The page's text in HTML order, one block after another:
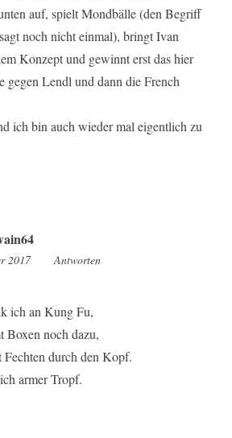
auf, spielt Mondbälle (den Begriff
noch nicht einmal), bringt Ivan
Konzept und gewinnt erst das hier
gegen Lendl und dann die French
ich bin auch wieder mal eigentlich zu
2017 11:00
Antworten
ich an Kung Fu,
Boxen noch dazu,
durch den Kopf.
armer Tropf.